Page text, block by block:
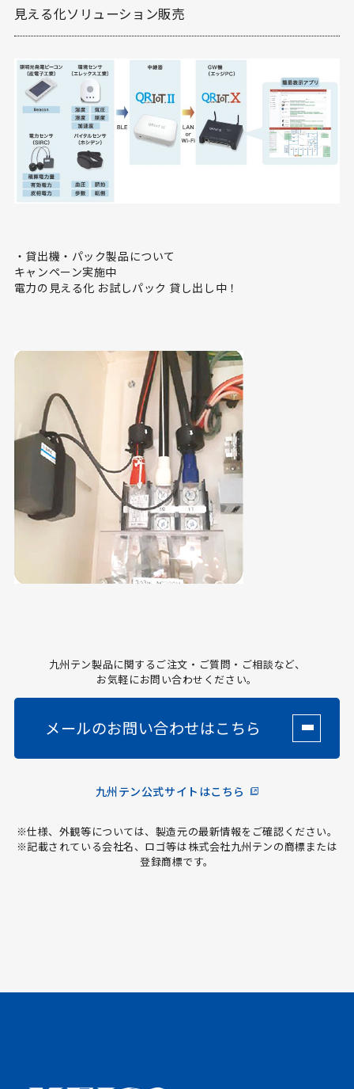
見える化ソリューション販売
・貸出機・パック製品について
キャンペーン実施中
電力の見える化 お試しパック 貸し出し中！
九州テン製品に関するご注文・ご質問・ご相談など、
お気軽にお問い合わせください。
メールのお問い合わせはこちら
九州テン公式サイトはこちら
※仕様、外観等については、製造元の最新情報をご確認ください。
※記載されている会社名、ロゴ等は株式会社九州テンの商標または
登録商標です。